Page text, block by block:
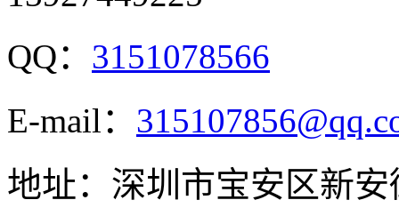
QQ： 3151078566
E-mail：
地址：深圳市宝安区新